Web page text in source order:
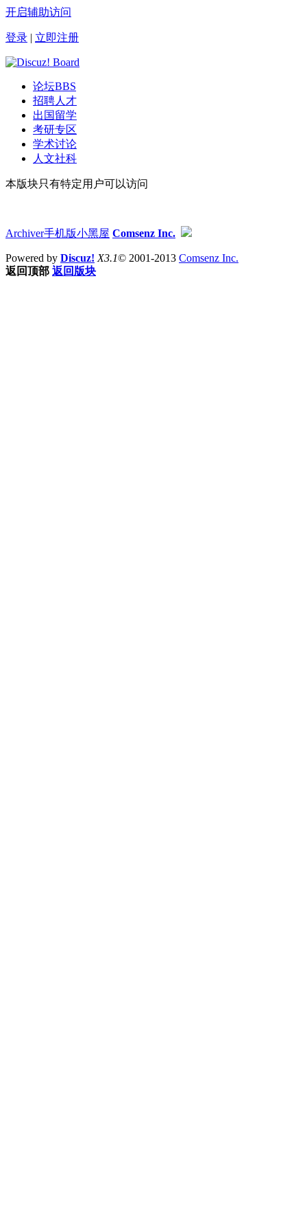
开启辅助访问
登录 | 立即注册
论坛BBS
招聘人才
出国留学
考研专区
学术讨论
人文社科
本版块只有特定用户可以访问
Archiver手机版小黑屋 Comsenz Inc.
Powered by Discuz! X3.1© 2001-2013 Comsenz Inc.
返回顶部 返回版块